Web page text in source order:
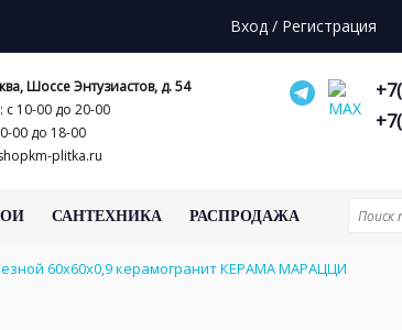
Вход / Регистрация
Шоссе Энтузиастов, д. 54
с 10-00 до 20-00
00 до 18-00
plitka.ru
САНТЕХНИКА РАСПРОДАЖА
60x60x0,9 керамогранит КЕРАМА МАРАЦЦИ